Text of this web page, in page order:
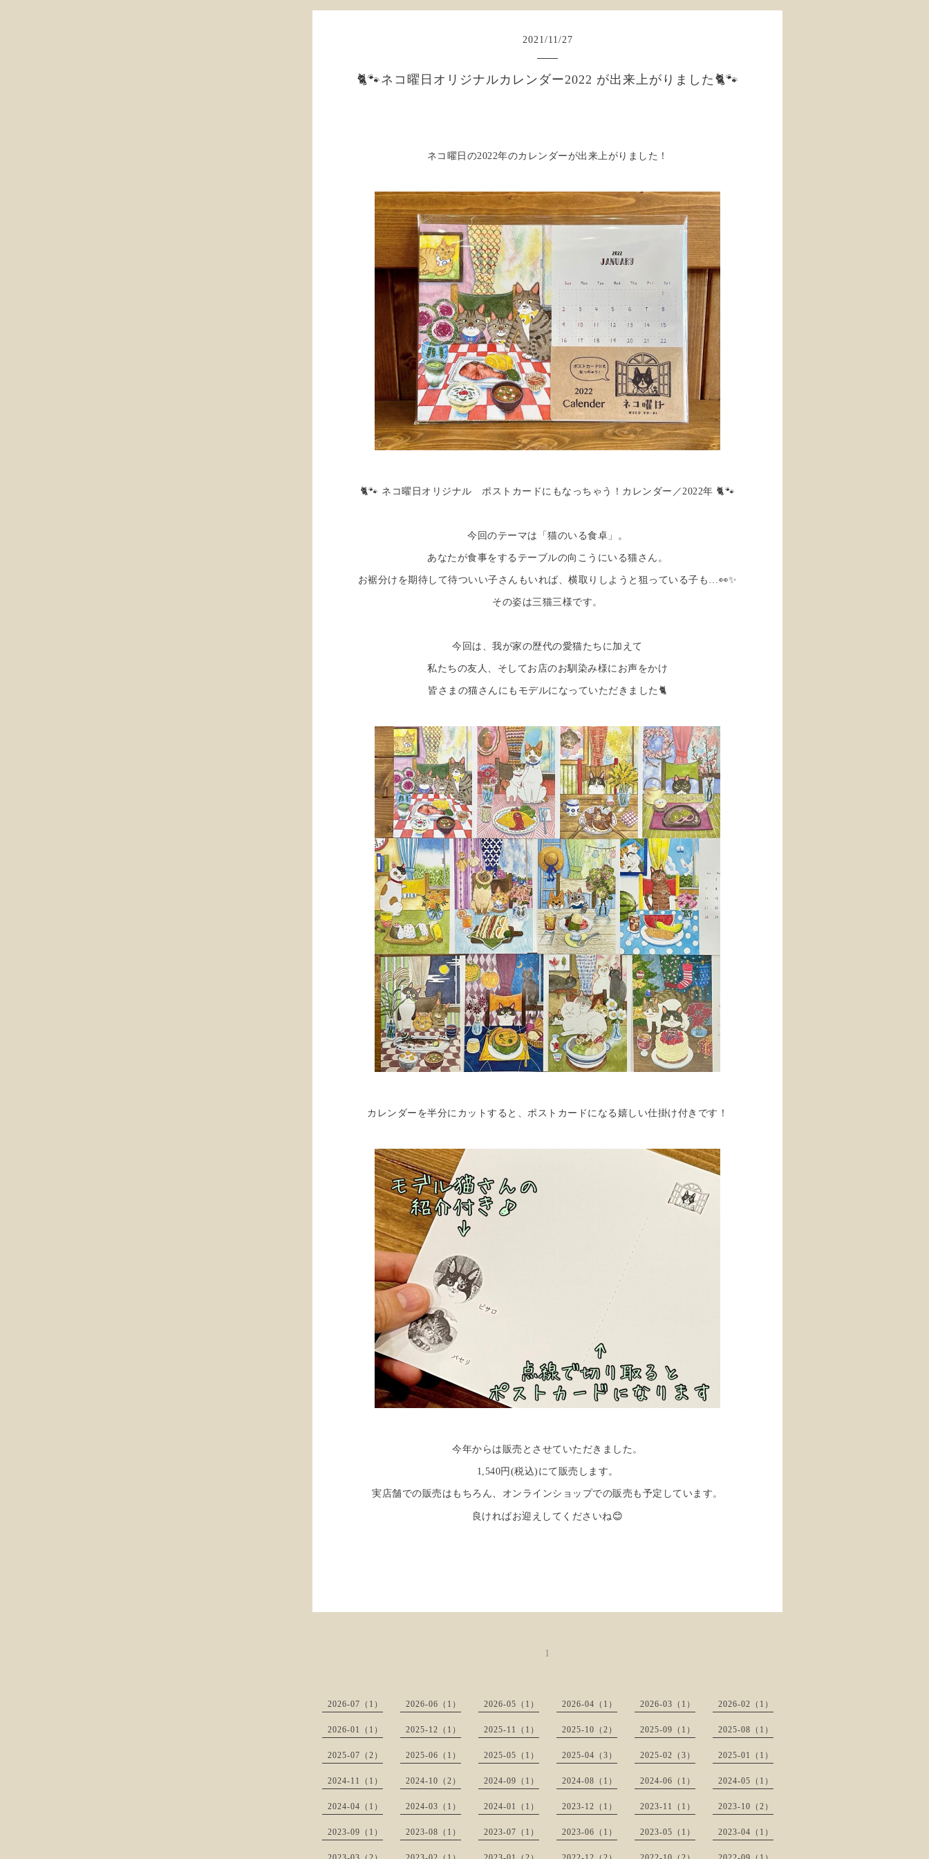
2021/11/27
🐈🐾ネコ曜日オリジナルカレンダー2022 が出来上がりました🐈🐾
ネコ曜日の2022年のカレンダーが出来上がりました！
🐈🐾 ネコ曜日オリジナル ポストカードにもなっちゃう！カレンダー／2022年 🐈🐾
今回のテーマは「猫のいる食卓」。
あなたが食事をするテーブルの向こうにいる猫さん。
お裾分けを期待して待ついい子さんもいれば、横取りしようと狙っている子も…👀✨
その姿は三猫三様です。
今回は、我が家の歴代の愛猫たちに加えて
私たちの友人、そしてお店のお馴染み様にお声をかけ
皆さまの猫さんにもモデルになっていただきました🐈
カレンダーを半分にカットすると、ポストカードになる嬉しい仕掛け付きです！
今年からは販売とさせていただきました。
1,540円(税込)にて販売します。
実店舗での販売はもちろん、オンラインショップでの販売も予定しています。
良ければお迎えしてくださいね😊
1
2026-07（1） 2026-06（1） 2026-05（1） 2026-04（1） 2026-03（1） 2026-02（1）
2026-01（1） 2025-12（1） 2025-11（1） 2025-10（2） 2025-09（1） 2025-08（1）
2025-07（2） 2025-06（1） 2025-05（1） 2025-04（3） 2025-02（3） 2025-01（1）
2024-11（1） 2024-10（2） 2024-09（1） 2024-08（1） 2024-06（1） 2024-05（1）
2024-04（1） 2024-03（1） 2024-01（1） 2023-12（1） 2023-11（1） 2023-10（2）
2023-09（1） 2023-08（1） 2023-07（1） 2023-06（1） 2023-05（1） 2023-04（1）